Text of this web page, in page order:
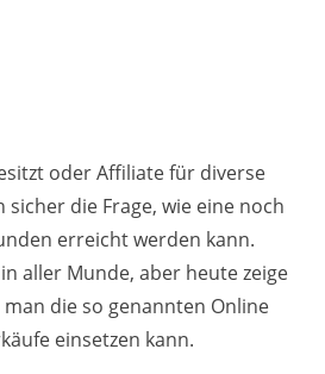
oder Affiliate für diverse
die Frage, wie eine noch
erreicht werden kann.
aller Munde, aber heute zeige
die so genannten Online
einsetzen kann.